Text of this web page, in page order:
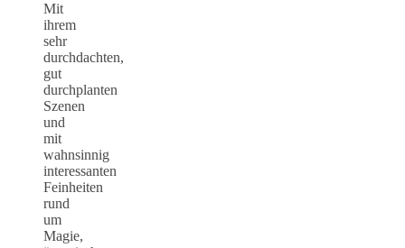
Mit
ihrem
sehr
durchdachten,
gut
durchplanten
Szenen
und
mit
wahnsinnig
interessanten
Feinheiten
rund
um
Magie,